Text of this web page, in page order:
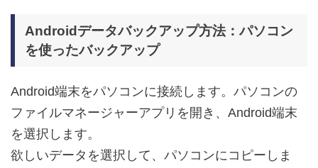
Androidデータバックアップ方法：パソコン
を使ったバックアップ
Android端末をパソコンに接続します。パソコンの
ファイルマネージャーアプリを開き、Android端末
を選択します。
欲しいデータを選択して、パソコンにコピーしま